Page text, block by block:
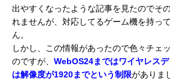
出やすくなったような記事を見たのでそ
れませんが、対応してるゲーム機を持っ
ん。
しかし、この情報があったので色々チェ
のですが、 WebOS24まではワイヤレス
は解像度が1920までという制限がありま